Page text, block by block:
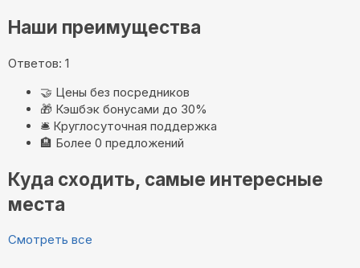
Наши преимущества
Ответов: 1
🤝 Цены без посредников
🎁 Кэшбэк бонусами до 30%
🛎️ Круглосуточная поддержка
🏨 Более 0 предложений
Куда сходить, самые интересные
места
Смотреть все